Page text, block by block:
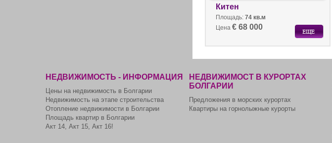
Китен
Площадь: 74 кв.м
Цена € 68 000
НЕДВИЖИМОСТЬ - ИНФОРМАЦИЯ
Цены на недвижимость в Болгарии
Недвижимость на этапе строительства
Отопление недвижимости в Болгарии
Площадь квартир в Болгарии
Акт 14, Акт 15, Акт 16!
НЕДВИЖИМОСТ В КУРОРТАХ
БОЛГАРИИ
Предложения в морских курортах
Квартиры на горнолыжные курорты